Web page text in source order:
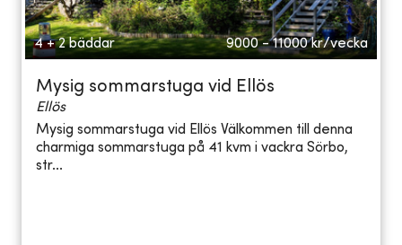
4 + 2 bäddar 9000 - 11000 kr/vecka
Mysig sommarstuga vid Ellös
Ellös
Mysig sommarstuga vid Ellös Välkommen till denna
charmiga sommarstuga på 41 kvm i vackra Sörbo,
str...